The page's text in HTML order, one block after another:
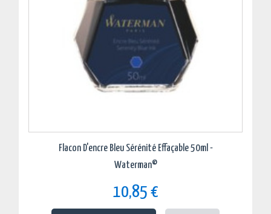
Flacon D'encre Bleu Sérénité Effaçable 50ml -
Waterman©
10,85 €